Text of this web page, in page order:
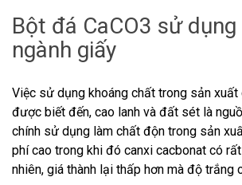
Bột đá CaCO3 sử
ngành giấy
Việc sử dụng khoáng chất trong sản
được biết đến, cao lanh và đất sét là
chính sử dụng làm chất độn trong sản
phí cao trong khi đó canxi cacbonat có
nhiên, giá thành lại thấp hơn mà độ trắng